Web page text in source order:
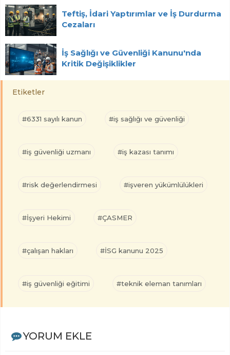
Teftiş, İdari Yaptırımlar ve İş Durdurma
Cezaları
İş Sağlığı ve Güvenliği Kanunu'nda
Kritik Değişiklikler
Etiketler
#6331 sayılı kanun #iş sağlığı ve güvenliği
#iş güvenliği uzmanı #iş kazası tanımı
#risk değerlendirmesi #işveren yükümlülükleri
#İşyeri Hekimi #ÇASMER
#çalışan hakları #İSG kanunu 2025
#iş güvenliği eğitimi #teknik eleman tanımları
YORUM EKLE